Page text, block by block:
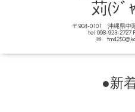
苅(ｼﾞ
〒904-0101 沖縄県中
tel 098-923-2727
✉
●新